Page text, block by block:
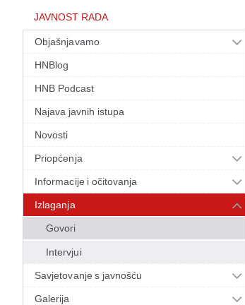
JAVNOST RADA
Objašnjavamo
HNBlog
HNB Podcast
Najava javnih istupa
Novosti
Priopćenja
Informacije i očitovanja
Izlaganja
Govori
Intervjui
Savjetovanje s javnošću
Galerija